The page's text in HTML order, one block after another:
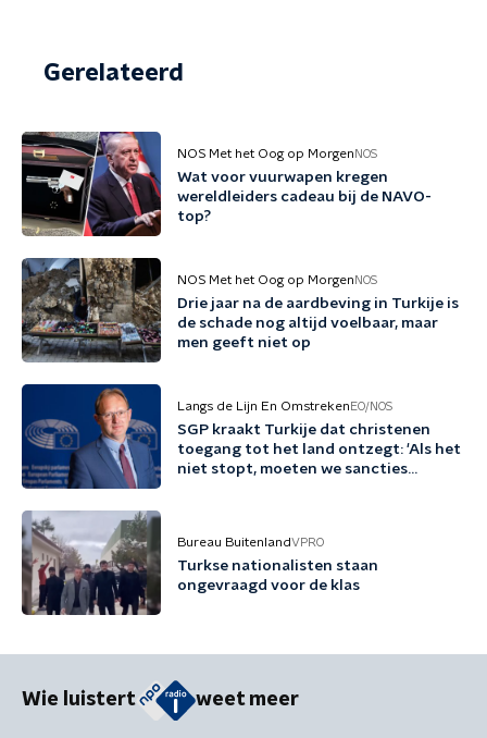
Gerelateerd
NOS Met het Oog op Morgen NOS
Wat voor vuurwapen kregen
wereldleiders cadeau bij de NAVO-
top?
NOS Met het Oog op Morgen NOS
Drie jaar na de aardbeving in Turkije is
de schade nog altijd voelbaar, maar
men geeft niet op
Langs de Lijn En Omstreken EO/NOS
SGP kraakt Turkije dat christenen
toegang tot het land ontzegt: 'Als het
niet stopt, moeten we sancties
Bureau BuitenlandVPRO
Turkse nationalisten staan
ongevraagd voor de klas
Wie luistert weet meer